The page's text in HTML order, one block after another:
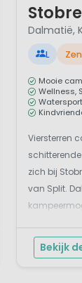
Dalmatië,
L
Mooie
Wellness,
Viersterren
zich bij
van Split.
betekent
Bekijk